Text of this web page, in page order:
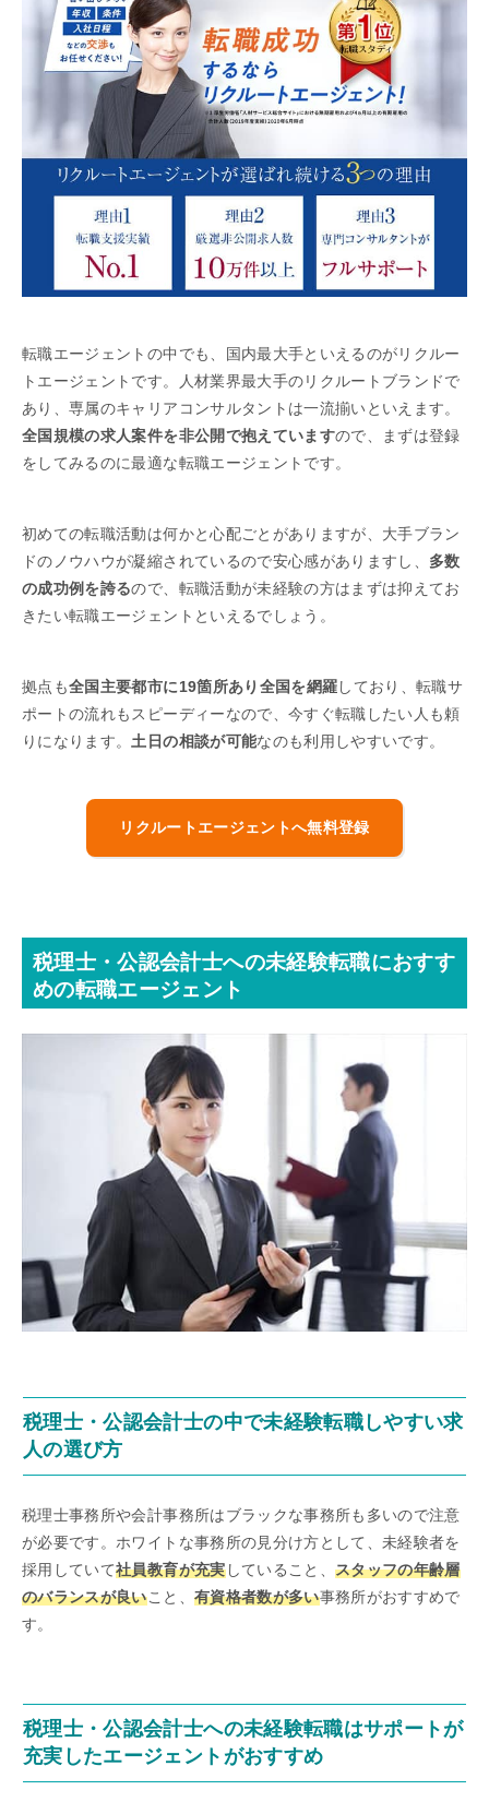
転職エージェントの中でも、国内最大手といえるのがリクルー
トエージェントです。人材業界最大手のリクルートブランドで
あり、専属のキャリアコンサルタントは一流揃いといえます。
全国規模の求人案件を非公開で抱えていますので、まずは登録
をしてみるのに最適な転職エージェントです。
初めての転職活動は何かと心配ごとがありますが、大手ブラン
ドのノウハウが凝縮されているので安心感がありますし、 多数
の成功例を誇るので、転職活動が未経験の方はまずは抑えてお
きたい転職エージェントといえるでしょう。
拠点も全国主要都市に19箇所あり全国を網羅しており、転職サ
ポートの流れもスピーディーなので、今すぐ転職したい人も頼
りになります。土日の相談が可能なのも利用しやすいです。
リクルートエージェントへ無料登録
税理士・公認会計士への未経験転職におすす
めの転職エージェント
税理士・公認会計士の中で未経験転職しやすい求
人の選び方
税理士事務所や会計事務所はブラックな事務所も多いので注意
が必要です。ホワイトな事務所の見分け方として、未経験者を
採用していて社員教育が充実していること、スタッフの年齢層
のバランスが良いこと、 有資格者数が多い事務所がおすすめで
す。
税理士・公認会計士への未経験転職はサポートが
充実したエージェントがおすすめ